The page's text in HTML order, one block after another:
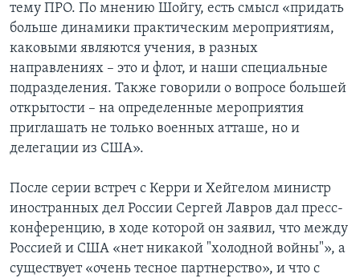
тему ПРО. По мнению Шойгу, есть смысл «придать
больше динамики практическим мероприятиям,
каковыми являются учения, в разных
направлениях – это и флот, и наши специальные
подразделения. Также говорили о вопросе большей
открытости – на определенные мероприятия
приглашать не только военных атташе, но и
делегации из США».
После серии встреч с Керри и Хейгелом министр
иностранных дел России Сергей Лавров дал пресс-
конференцию, в ходе которой он заявил, что между
Россией и США «нет никакой "холодной войны"», а
существует «очень тесное партнерство», и что с